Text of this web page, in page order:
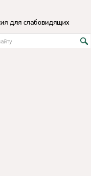
для слабовидящих